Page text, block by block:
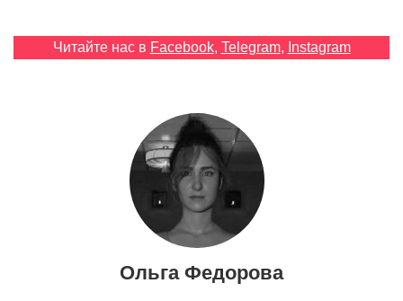
Читайте нас в Facebook, Telegram, Instagram
Ольга Федорова